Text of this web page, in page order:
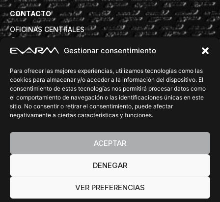
Gestionar consentimiento
Para ofrecer las mejores experiencias, utilizamos tecnologías como las
cookies para almacenar y/o acceder a la información del dispositivo. El
consentimiento de estas tecnologías nos permitirá procesar datos como
el comportamiento de navegación o las identificaciones únicas en este
sitio. No consentir o retirar el consentimiento, puede afectar
negativamente a ciertas características y funciones.
ACEPTAR
DENEGAR
VER PREFERENCIAS
CONTACTO
OFICINAS CENTRALES
info@evarm.com
+34932809972
DELEGACIONES COMERCIALES
tecnica@evarm.com
+34932809972
SÍGUENOS:
©Copyright 2026 EVARM. All rights reserved.
Barcelona
Política de privacidad Aviso legal